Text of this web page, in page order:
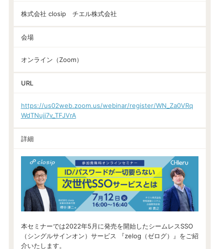
株式会社 closip チエル株式会社
会場
オンライン（Zoom）
URL
https://us02web.zoom.us/webinar/register/WN_Za0VRq
WdTNujj7v_TFJVrA
詳細
本セミナーでは2022年5月に発売を開始したシームレスSSO
（シングルサインオン）サービス 『zelog（ゼログ）』をご紹
介いたします。